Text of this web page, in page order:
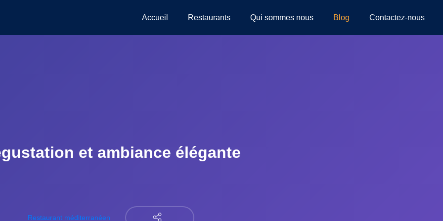
Accueil Restaurants Qui sommes nous Blog Contactez-nous
et ambiance élégante
Restaurant méditerranéen